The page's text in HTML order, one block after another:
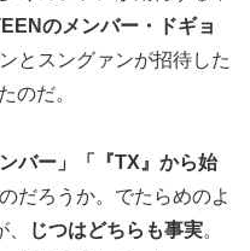
のメンバー・ドギョ
とスングァンが招待した
のだ。
バー」「『TX』から始
だろうか。でたらめのよ
じつはどちらも事実。